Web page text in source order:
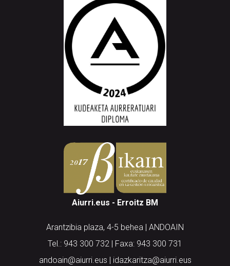
Aiurri.eus - Erroitz BM
Arantzibia plaza, 4-5 behea | ANDOAIN
Tel.: 943 300 732 | Faxa: 943 300 731
andoain@aiurri.eus | idazkaritza@aiurri.eus